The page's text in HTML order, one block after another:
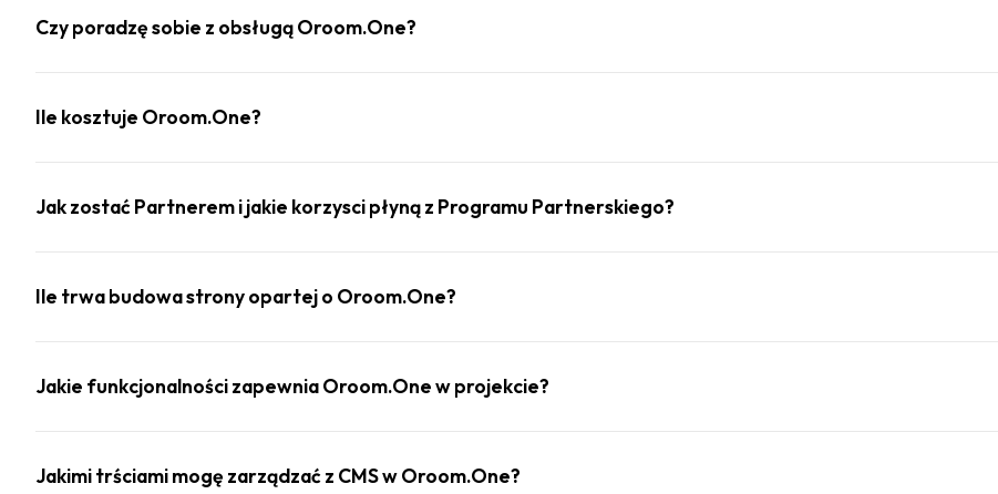
Czy poradzę sobie z obsługą Oroom.One?
Ile kosztuje Oroom.One?
Jak zostać Partnerem i jakie korzysci płyną z Programu Partnerskiego?
Ile trwa budowa strony opartej o Oroom.One?
Jakie funkcjonalności zapewnia Oroom.One w projekcie?
Jakimi trściami mogę zarządzać z CMS w Oroom.One?